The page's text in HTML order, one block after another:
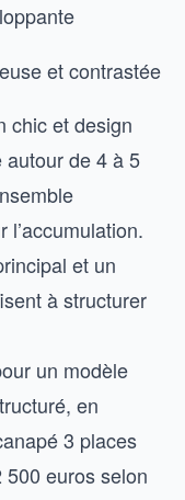
et contrastée
chic et design
autour de 4 à 5
et un
à structurer
un modèle
en
3 places
euros selon